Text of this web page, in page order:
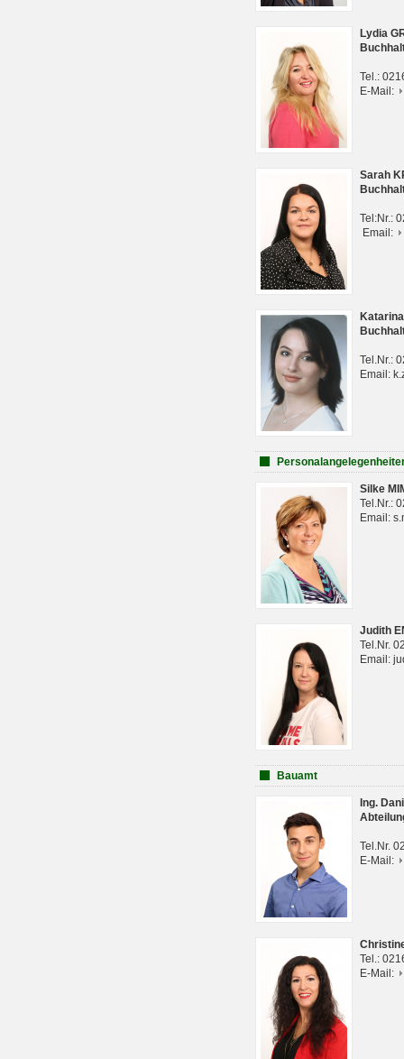
Lydia
Tel.:
E-Mail:
Sarah
Tel:Nr.:
Email:
Tel.Nr.:
Email:
Silke
Tel.Nr.:
Email:
Judith
Tel.Nr.
Email:
Bauamt
Ing.
Tel.Nr.
E-Mail:
Tel.:
E-Mail: